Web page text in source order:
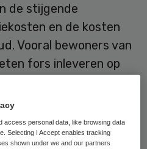
de stijgende
en de kosten
Vooral bewoners van
fors inleveren op
blijkt uit een
een vereniging
pgb.
access personal data, like browsing data
Selecting I Accept enables tracking
shown under we and our partners